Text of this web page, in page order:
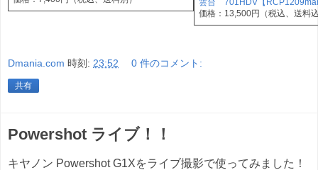
雲台 701HDV【
価格：13,500円（税込、送料
Dmania.com 時刻: 23:52 0 件のコメント:
共有
Powershot ライブ！！
キヤノン Powershot G1Xをライブ撮影で使ってみました！